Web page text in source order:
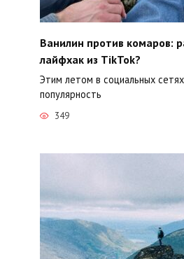
Ванилин против комаров:
лайфхак из TikTok?
Этим летом в социальных
популярность
349